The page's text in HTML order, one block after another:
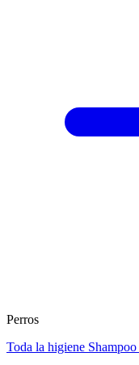
Perros
Toda la higiene Shampoo